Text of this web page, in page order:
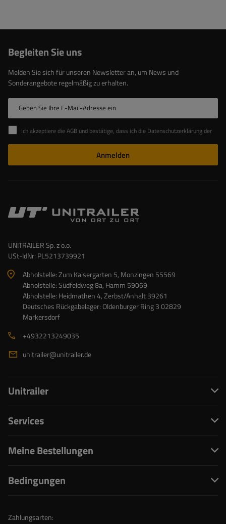
Begleiten Sie uns
Melden Sie sich für unseren Newsletter an, um News und
Sonderangebote regelmäßig zu erhalten.
Geben Sie Ihre E-Mail-Adresse ein
Ich akzeptiere die AGB und bestätige, dass ich die Datenschutzerklärung der Website zur Kenntnis genommen habe
Anmelden
UNITRAILER Sp. z o.o.
USt-IdNr: PL5213739921
Abholstelle: Zum Kaisergarten 5, Monzingen 55569
Abholstelle: Südfeldweg 8a, Hamm 59069
Abholstelle: Heidmathen 4, Zerbst/Anhalt 39261
Deutsches Rückgabelager: Oldenburger Ring 3 02829
Markersdorf
+4932213249035
unitrailer@unitrailer.de
Unitrailer
Services
Meine Bestellungen
Bedingungen
Zahlungsarten: